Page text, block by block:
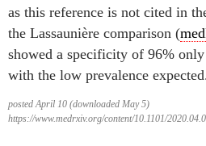
as this reference is not cited in
the Lassaunière comparison (
showed a specificity of 96%
with the low prevalence
posted April 10 (downloaded May 5)
https://www.medrxiv.org/content/10.1101/